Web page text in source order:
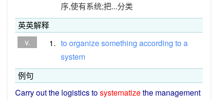
序,使有系统;把...分类
英英解释
v.
1. to organizesomething according to a
system
例句
Carryout the logisticstosystematizethe management